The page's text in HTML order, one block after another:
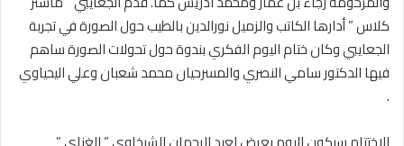
كلاس ” أدارها الكاتب والزميل نورالدين بالطيب حول الصورة في تجربة
الجعايبي وكان ختام اليوم الفكري بندوة حول تحولات الصورة ساهم
فيها الدكتور سامي النصري والمسرحيان محمد شعبان وعلي اليحياوي
.